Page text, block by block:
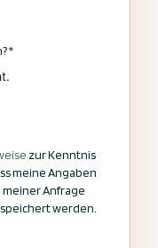
*
zur Kenntnis
meine Angaben
Anfrage
werden.